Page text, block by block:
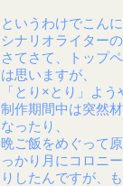
というわけでこんに
シナリオライター
さてさて、トップ
は思いますが、
「とり×とり」よ
制作期間中は突然
なったり、
晩ご飯をめぐって
っかり月にコロニ
りしたんですが、も